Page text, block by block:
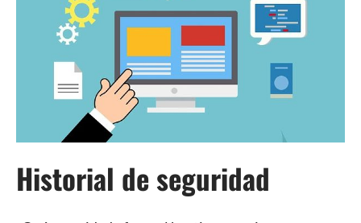
Historial de seguridad